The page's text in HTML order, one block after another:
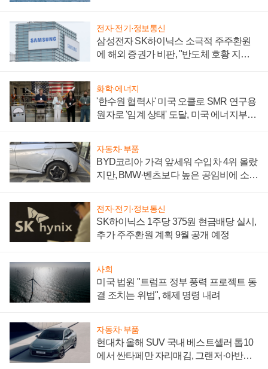
전자·전기·정보통신
삼성전자 SK하이닉스 소극적 주주환원
에 해외 증권가 비판, "반도체 호황 지속
화학·에너지
'한수원 협력사' 미국 오클로 SMR 연구용
원자로 '임계 상태' 도달, 미국 에너지부
자동차·부품
BYD코리아 가격 앞세워 수입차 4위 올랐
지만, BMW·벤츠보다 높은 공임비에 소비
전자·전기·정보통신
SK하이닉스 1주당 375원 현금배당 실시,
추가 주주환원 계획 9월 공개 예정
사회
미국 법원 "트럼프 정부 풍력 프로젝트 동
결 조치는 위법", 해제 명령 내려
자동차·부품
현대차 올해 SUV 국내 베스트셀러 톱10
에서 싼타페만 자리매김, 그랜저·아반떼